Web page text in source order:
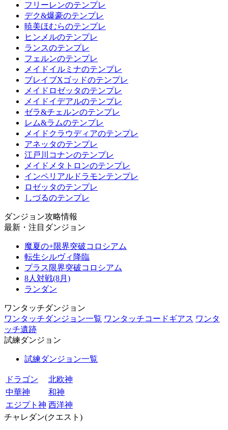
フリーレンのテンプレ
デク&爆豪のテンプレ
暁美ほむらのテンプレ
ヒンメルのテンプレ
ランスのテンプレ
フェルンのテンプレ
メイドイルミナのテンプレ
ブレイブXゴッドのテンプレ
メイドロゼッタのテンプレ
メイドイデアルのテンプレ
ゼラ&チェルンのテンプレ
レム&ラムのテンプレ
メイドクラウディアのテンプレ
アネッタのテンプレ
江戸川コナンのテンプレ
メイドメタトロンのテンプレ
インペリアルドラモンテンプレ
ロゼッタのテンプレ
しづるのテンプレ
ダンジョン攻略情報
最新・注目ダンジョン
魔夏の+限界突破コロシアム
転生シルヴィ降臨
プラス限界突破コロシアム
8人対戦(8月)
ランダン
ワンタッチダンジョン
ワンタッチダンジョン一覧 ワンタッチコードギアス ワンタ
ッチ遺跡
試練ダンジョン
試練ダンジョン一覧
ドラゴン
北欧神
中華神
和神
エジプト神 西洋神
チャレダン(クエスト)